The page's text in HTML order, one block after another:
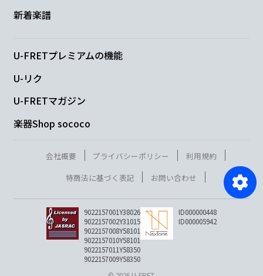
新着楽譜
U-FRETプレミアムの機能
U-リク
U-FRETマガジン
楽器Shop sococo
会社概要 プライバシーポリシー
利用規約
特商法に基づく表記
お問い合わせ
9022157001Y38026
9022157002Y31015
9022157008Y58101
9022157010Y58101
9022157011Y58350
9022157009Y58350
ID000000448
ID000005942